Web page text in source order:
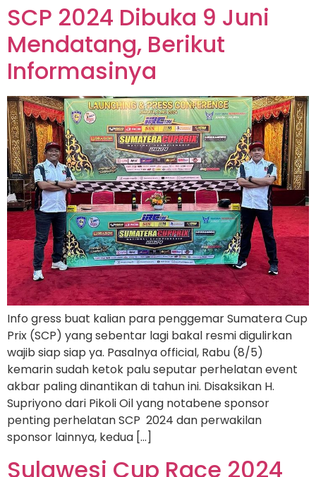
SCP 2024 Dibuka 9 Juni
Mendatang, Berikut
Informasinya
Info gress buat kalian para penggemar Sumatera Cup
Prix (SCP) yang sebentar lagi bakal resmi digulirkan
wajib siap siap ya. Pasalnya official, Rabu (8/5)
kemarin sudah ketok palu seputar perhelatan event
akbar paling dinantikan di tahun ini. Disaksikan H.
Supriyono dari Pikoli Oil yang notabene sponsor
penting perhelatan SCP 2024 dan perwakilan
sponsor lainnya, kedua […]
Sulawesi Cup Race 2024